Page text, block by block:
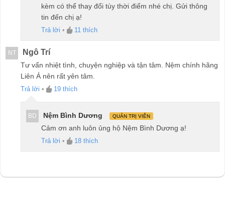
kèm có thể thay đổi tùy thời điểm nhé chị. Gửi thông
tin đến chị ạ!
Trả lời • 11 thích
NT Ngô Trí
Tư vấn nhiệt tình, chuyện nghiệp và tận tâm. Nệm chính hãng
Liên Á nên rất yên tâm.
Trả lời • 19 thích
BD Nệm Bình Dương QUẢN TRỊ VIÊN
Cảm ơn anh luôn ủng hộ Nệm Bình Dương ạ!
Trả lời • 18 thích